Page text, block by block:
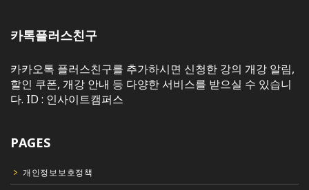
카톡플러스친구
카카오톡 플러스친구를 추가하시면 신청한 강의 개강 알림,
할인 쿠폰, 개강 안내 등 다양한 서비스를 받으실 수 있습니
다. ID : 인사이트캠퍼스
PAGES
개인정보보호정책